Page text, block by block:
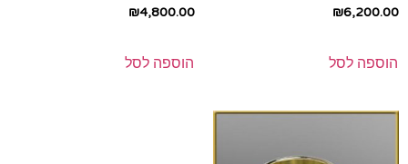
₪6,200.00
הוספה לסל
₪4,800.00
הוספה לסל